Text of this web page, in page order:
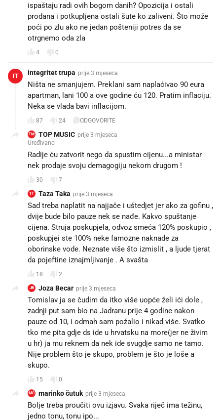
ispaštaju radi ovih bogom danih? Opozicija i ostali
prodana i potkupljena ostali šute ko zaliveni. Što može
poći po zlu ako ne jedan pošteniji potres da se
otrgnemo oda zla
4 0
IT integritet trupa prije 3 mjeseca
Ništa ne smanjujem. Preklani sam naplaćivao 90 eura
apartman, lani 100 a ove godine ću 120. Pratim inflaciju.
Neka se vlada bavi inflacijom.
87 24 ODGOVORITE
TM TOP MUSIC prije 3 mjeseca
Uređivano
Radije ću zatvorit nego da spustim cijenu...a ministar
nek prodaje svoju demagogiju nekom drugom !
30 7
TT Taza Taka prije 3 mjeseca
Sad treba naplatit na najjače i uštedjet jer ako za gofinu ,
dvije bude bilo pauze nek se nađe. Kakvo spuštanje
cijena. Struja poskupjela, odvoz smeća 120% poskupio ,
poskupjei ste 100% neke famozne naknade za
oborinske vode. Neznate više što izmislit , a ljude tjerat
da pojeftine iznajmljivanje . A svašta 🥳
18 2
JB Joza Becar prije 3 mjeseca
Tomislav ja se čudim da itko više uopće želi ići dole ,
zadnji put sam bio na Jadranu prije 4 godine nakon
pauze od 10, i odmah sam požalio i nikad više. Svatko
tko me pita gdje ds ide u hrvatsku na more(jer ne živim
u hr) ja mu reknem da nek ide svugdje samo ne tamo.
Nije problem što je skupo, problem je što je loše a
skupo.
15 0
MČ marinko čutuk prije 3 mjeseca
Bolje treba proučiti ovu izjavu. Svaka riječ ima težinu,
jedno tonu, tonu ipo...